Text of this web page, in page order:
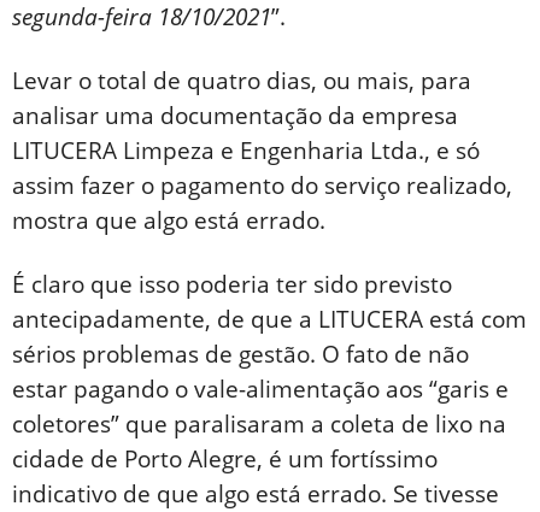
segunda-feira 18/10/2021”.
Levar o total de quatro dias, ou mais, para
analisar uma documentação da empresa
LITUCERA Limpeza e Engenharia Ltda., e só
assim fazer o pagamento do serviço realizado,
mostra que algo está errado.
É claro que isso poderia ter sido previsto
antecipadamente, de que a LITUCERA está com
sérios problemas de gestão. O fato de não
estar pagando o vale-alimentação aos “garis e
coletores” que paralisaram a coleta de lixo na
cidade de Porto Alegre, é um fortíssimo
indicativo de que algo está errado. Se tivesse